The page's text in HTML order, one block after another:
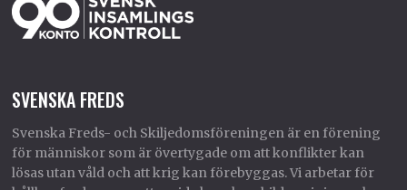
SVENSKA FREDS
Svenska Freds- och Skiljedomsföreningen är en förening
för människor som är övertygade om att konflikter kan
lösas utan våld och att krig kan förebyggas. Vi arbetar för